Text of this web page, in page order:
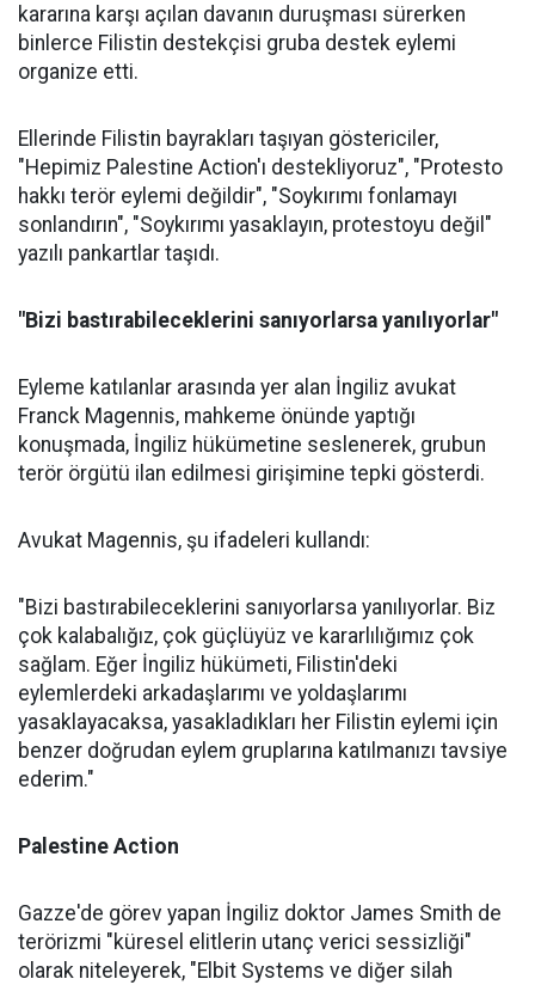
kararına karşı açılan davanın duruşması sürerken
binlerce Filistin destekçisi gruba destek eylemi
organize etti.
Ellerinde Filistin bayrakları taşıyan göstericiler,
"Hepimiz Palestine Action'ı destekliyoruz", "Protesto
hakkı terör eylemi değildir", "Soykırımı fonlamayı
sonlandırın", "Soykırımı yasaklayın, protestoyu değil"
yazılı pankartlar taşıdı.
"Bizi bastırabileceklerini sanıyorlarsa yanılıyorlar"
Eyleme katılanlar arasında yer alan İngiliz avukat
Franck Magennis, mahkeme önünde yaptığı
konuşmada, İngiliz hükümetine seslenerek, grubun
terör örgütü ilan edilmesi girişimine tepki gösterdi.
Avukat Magennis, şu ifadeleri kullandı:
"Bizi bastırabileceklerini sanıyorlarsa yanılıyorlar. Biz
çok kalabalığız, çok güçlüyüz ve kararlılığımız çok
sağlam. Eğer İngiliz hükümeti, Filistin'deki
eylemlerdeki arkadaşlarımı ve yoldaşlarımı
yasaklayacaksa, yasakladıkları her Filistin eylemi için
benzer doğrudan eylem gruplarına katılmanızı tavsiye
ederim."
Palestine Action
Gazze'de görev yapan İngiliz doktor James Smith de
terörizmi "küresel elitlerin utanç verici sessizliği"
olarak niteleyerek, "Elbit Systems ve diğer silah